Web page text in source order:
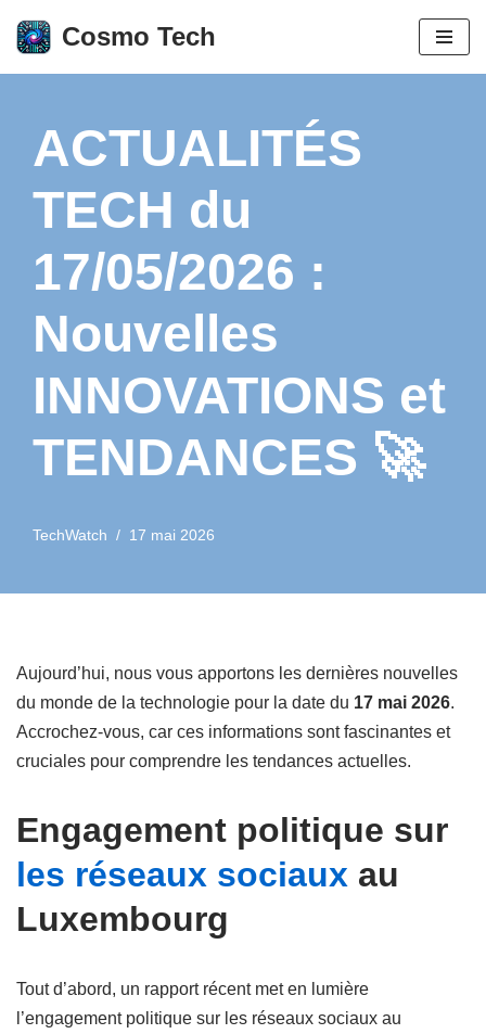
Aller
Cosmo Tech
ACTUALITÉS
TECH du
17/05/2026 :
Nouvelles
INNOVATIONS et
TENDANCES 🚀
TechWatch 17 mai 2026
Aujourd’hui, nous vous apportons les dernières nouvelles
du monde de la technologie pour la date du 17 mai 2026.
Accrochez-vous, car ces informations sont fascinantes et
cruciales pour comprendre les tendances actuelles.
Engagement politique sur
les réseaux sociaux au
Luxembourg
Tout d’abord, un rapport récent met en lumière
l’engagement politique sur les réseaux sociaux au